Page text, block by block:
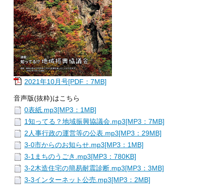
2021年10月号[PDF：7MB]
音声版(抜粋)はこちら
0表紙.mp3[MP3：1MB]
1知ってる？地域振興協議会.mp3[MP3：7MB]
2人事行政の運営等の公表.mp3[MP3：29MB]
3-0市からのお知らせ.mp3[MP3：1MB]
3-1まちのうごき.mp3[MP3：780KB]
3-2木造住宅の簡易耐震診断.mp3[MP3：3MB]
3-3インターネット公売.mp3[MP3：2MB]